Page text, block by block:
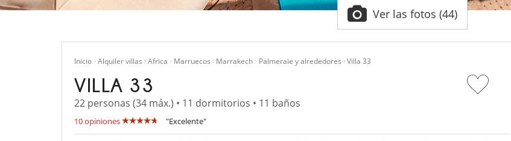
Ver las fotos (44)
Inicio Alquiler villas Africa Marruecos Marrakech Palmeraie y alrededores Villa 33
VILLA 33
22 personas (34 máx.) • 11 dormitorios • 11 baños
10 opiniones "Excelente"